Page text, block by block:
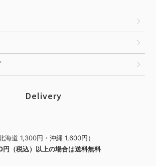
Delivery
海道 1,300円・沖縄 1,600円）
（税込）以上の場合は送料無料